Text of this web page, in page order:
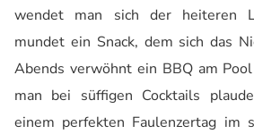
wendet man sich der heiteren
mundet ein Snack, dem sich das
Abends verwöhnt ein BBQ am
man bei süffigen Cocktails
einem perfekten Faulenzertag im